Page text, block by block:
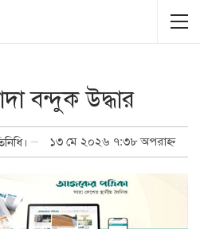
বন্দুক উদ্ধার
১৩ মে ২০২৬ ৭:৩৮ অপরাহ্ন